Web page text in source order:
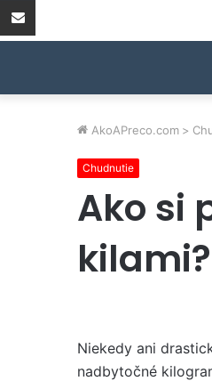
AkoAPreco.com >
Chudnutie
Ako si
kilami?
Niekedy ani
nadbytočné